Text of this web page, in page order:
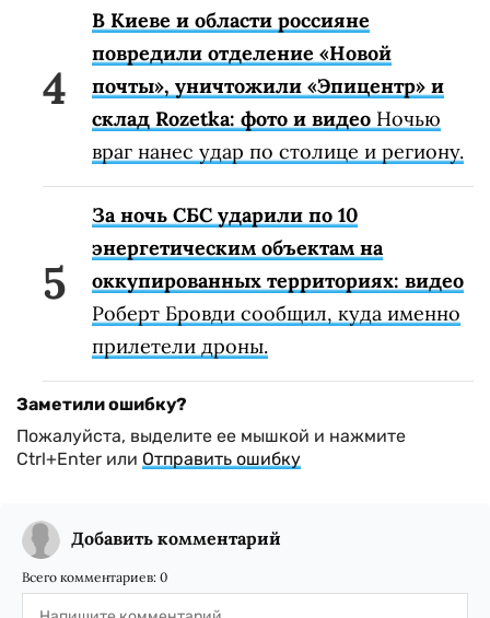
В Киеве и области россияне
повредили отделение «Новой
почты», уничтожили «Эпицентр» и
склад Rozetka: фото и видео Ночью
враг нанес удар по столице и региону.
За ночь СБС ударили по 10
энергетическим объектам на
оккупированных территориях: видео
Роберт Бровди сообщил, куда именно
прилетели дроны.
Заметили ошибку?
Пожалуйста, выделите ее мышкой и нажмите
Ctrl+Enter или Отправить ошибку
Добавить комментарий
Всего комментариев: 0